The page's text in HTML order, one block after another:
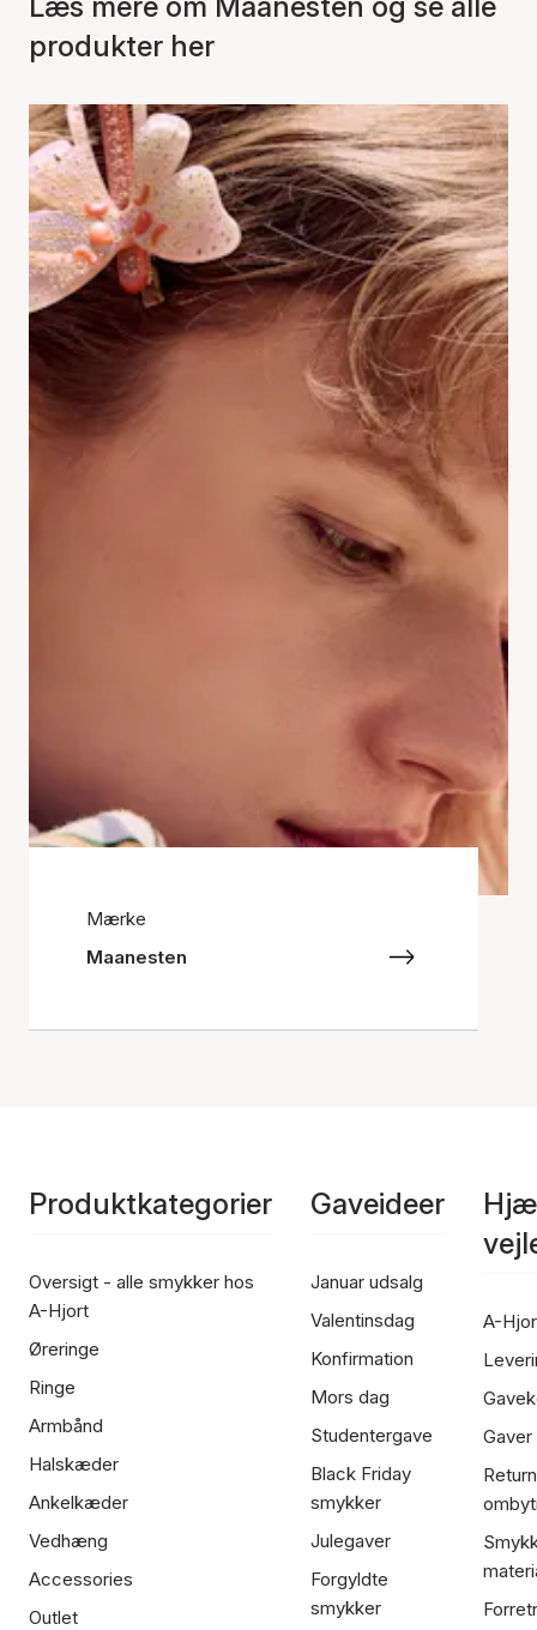
produkter her
Mærke
Maanesten
Produktkategorier
Oversigt - alle smykker hos
A-Hjort
Øreringe
Ringe
Armbånd
Halskæder
Ankelkæder
Vedhæng
Accessories
Outlet
Gaveideer
Januar udsalg
Valentinsdag
Konfirmation
Mors dag
Studentergave
Black Friday
smykker
Julegaver
Forgyldte
smykker
A-